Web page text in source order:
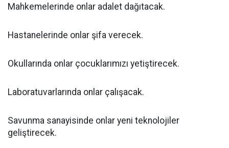
Mahkemelerinde onlar adalet dağıtacak.
Hastanelerinde onlar şifa verecek.
Okullarında onlar çocuklarımızı yetiştirecek.
Laboratuvarlarında onlar çalışacak.
Savunma sanayisinde onlar yeni teknolojiler
geliştirecek.